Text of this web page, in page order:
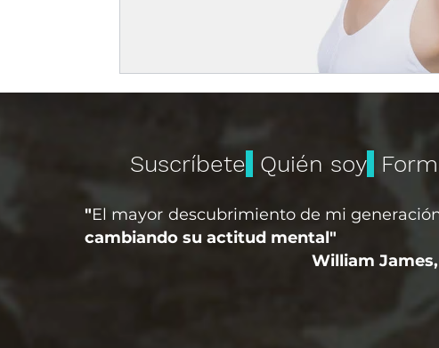
Suscríbete Quién soy
"El mayor descubrimiento de mi
cambiando su actitud mental"
William James,